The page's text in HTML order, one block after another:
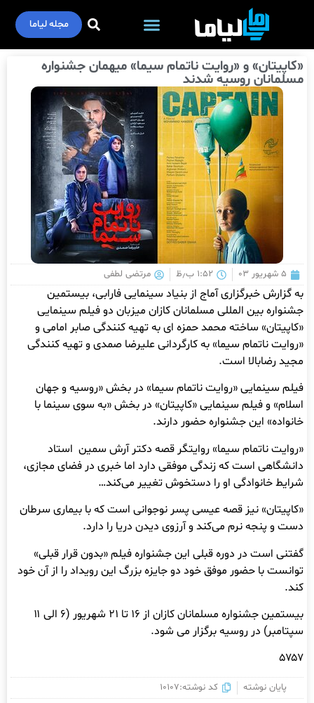
مجله لیاما
«کاپیتان» و «روایت ناتمام سیما» میهمان جشنواره
مسلمانان روسیه شدند
۵ شهریور ۰۳ ۱:۵۲ ب٫ظ مرتضی لطفی
به گزارش خبرگزاری آماج از بنیاد سینمایی فارابی، بیستمین
جشنواره بین المللی مسلمانان کازان میزبان دو فیلم سینمایی
«کاپیتان» ساخته محمد حمزه ای به تهیه کنندگی صابر امامی و
«روایت ناتمام سیما» به کارگردانی علیرضا صمدی و تهیه کنندگی
مجید رضابالا است.
فیلم سینمایی «روایت ناتمام سیما» در بخش «روسیه و جهان
اسلام» و فیلم سینمایی «کاپیتان» در بخش «به سوی سینما با
خانواده» این جشنواره حضور دارند.
«روایت ناتمام سیما» روایتگر قصه دکتر آرش سمین استاد
دانشگاهی است که زندگی موفقی دارد اما خبری در فضای مجازی،
شرایط خانوادگی او را دستخوش تغییر می‌کند…
«کاپیتان» نیز قصه عیسی پسر نوجوانی است که با بیماری سرطان
دست و پنجه نرم می‌کند و آرزوی دیدن دریا را دارد.
گفتنی است در دوره قبلی این جشنواره فیلم «بدون قرار قبلی»
توانست با حضور موفق خود دو جایزه بزرگ این رویداد را از آن خود
کند.
بیستمین جشنواره مسلمانان کازان از ۱۶ تا ۲۱ شهریور (۶ الی ۱۱
سپتامبر) در روسیه برگزار می شود.
۵۷۵۷
پایان نوشته کد نوشته:10107